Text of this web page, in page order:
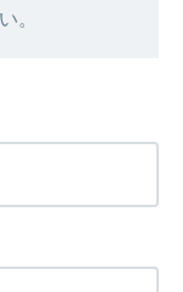
。